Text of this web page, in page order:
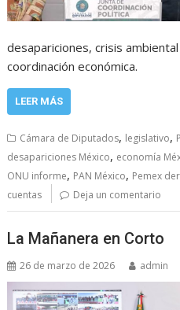
desapariciones, crisis
coordinación económica.
LEER MÁS
Cámara de Diputados, legislativo,
desapariciones México, economía
ONU informe, PAN México, Pemex
cuentas
Deja un comentario
La Mañanera en Corto
26 de marzo de 2026 admin